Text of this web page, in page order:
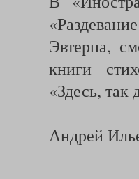
Эвтерпа,
книги
«Здесь, так
Андрей